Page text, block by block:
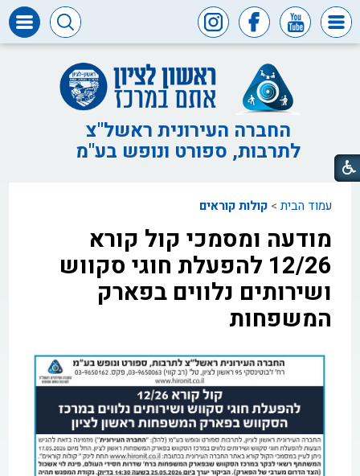
ומכרזים
חופש
המידע
דבר
ראש
דבר
דירקטוריון
החברה
צור
קשר
החברה העירונית ראשל"צ
לתרבות, ספורט ונופש בע"מ
עמוד הבית >קולות קוראים
מודעה ומסמכי קול קורא
12/26 להפעלת חוגי סקווש
ושירותים נלווים בפארק
המשפחות